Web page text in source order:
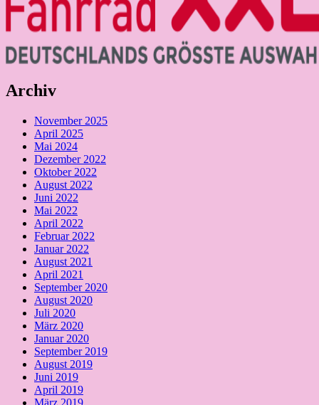
Archiv
November 2025
April 2025
Mai 2024
Dezember 2022
Oktober 2022
August 2022
Juni 2022
Mai 2022
April 2022
Februar 2022
Januar 2022
August 2021
April 2021
September 2020
August 2020
Juli 2020
März 2020
Januar 2020
September 2019
August 2019
Juni 2019
April 2019
März 2019